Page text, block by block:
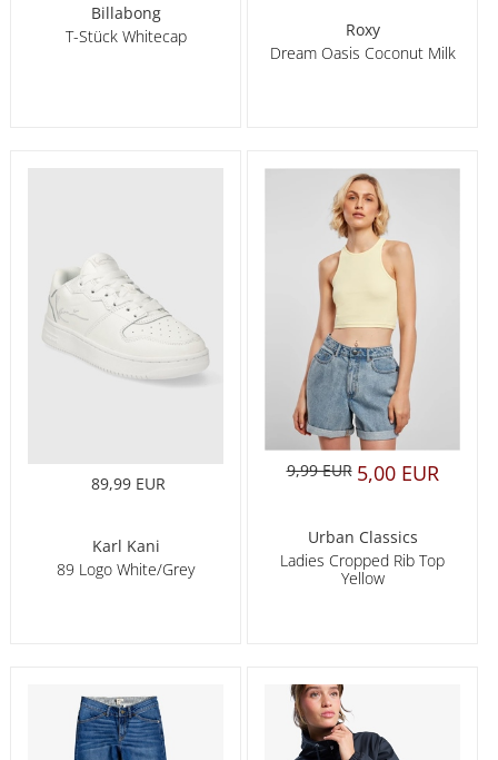
Billabong
T-Stück Whitecap
Roxy
Dream Oasis Coconut Milk
89,99 EUR
Karl Kani
89 Logo White/Grey
9,99 EUR 5,00 EUR
Urban Classics
Ladies Cropped Rib Top
Yellow